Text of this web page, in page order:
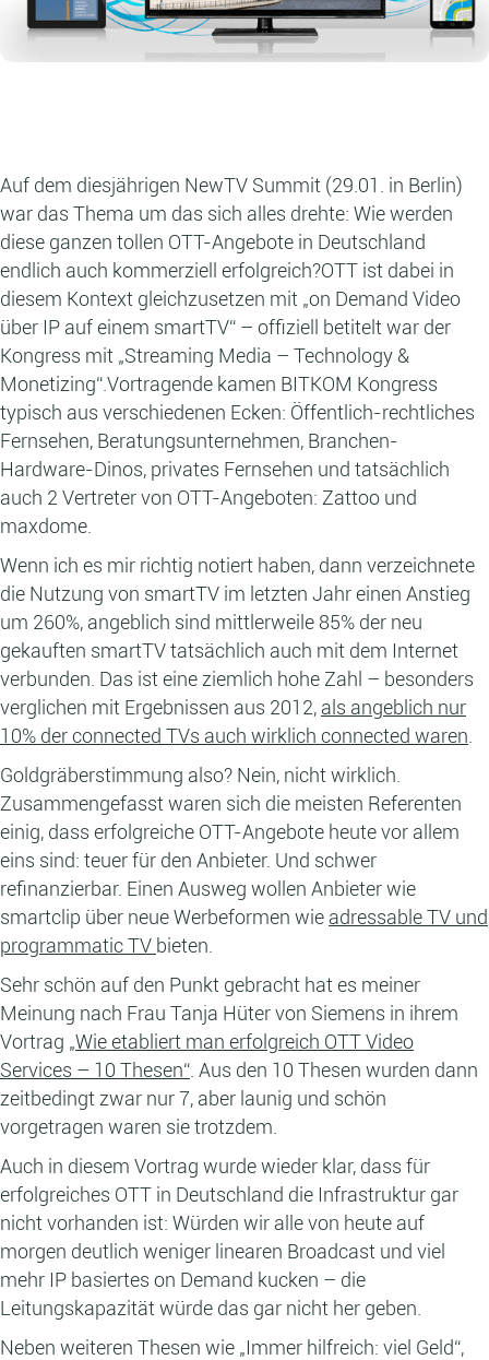
Auf dem diesjährigen NewTV Summit (29.01. in Berlin)
war das Thema um das sich alles drehte: Wie werden
diese ganzen tollen OTT-Angebote in Deutschland
endlich auch kommerziell erfolgreich?OTT ist dabei in
diesem Kontext gleichzusetzen mit „on Demand Video
über IP auf einem smartTV“ – offiziell betitelt war der
Kongress mit „Streaming Media – Technology &
Monetizing“.Vortragende kamen BITKOM Kongress
typisch aus verschiedenen Ecken: Öffentlich-rechtliches
Fernsehen, Beratungsunternehmen, Branchen-
Hardware-Dinos, privates Fernsehen und tatsächlich
auch 2 Vertreter von OTT-Angeboten: Zattoo und
maxdome.
Wenn ich es mir richtig notiert haben, dann verzeichnete
die Nutzung von smartTV im letzten Jahr einen Anstieg
um 260%, angeblich sind mittlerweile 85% der neu
gekauften smartTV tatsächlich auch mit dem Internet
verbunden. Das ist eine ziemlich hohe Zahl – besonders
verglichen mit Ergebnissen aus 2012, als angeblich nur
10% der connected TVs auch wirklich connected waren
Goldgräberstimmung also? Nein, nicht wirklich.
Zusammengefasst waren sich die meisten Referenten
einig, dass erfolgreiche OTT-Angebote heute vor allem
eins sind: teuer für den Anbieter. Und schwer
refinanzierbar. Einen Ausweg wollen Anbieter wie
smartclip über neue Werbeformen wie adressable TV und
programmatic TV bieten.
Sehr schön auf den Punkt gebracht hat es meiner
Meinung nach Frau Tanja Hüter von Siemens in ihrem
Vortrag „Wie etabliert man erfolgreich OTT Video
Services – 10 Thesen“ . Aus den 10 Thesen wurden dann
zeitbedingt zwar nur 7, aber launig und schön
vorgetragen waren sie trotzdem.
Auch in diesem Vortrag wurde wieder klar, dass für
erfolgreiches OTT in Deutschland die Infrastruktur gar
nicht vorhanden ist: Würden wir alle von heute auf
morgen deutlich weniger linearen Broadcast und viel
mehr IP basiertes on Demand kucken – die
Leitungskapazität würde das gar nicht her geben.
Neben weiteren Thesen wie „Immer hilfreich: viel Geld“,